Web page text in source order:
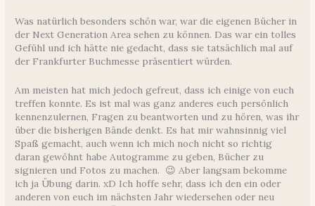
Was natürlich besonders schön war, war die eigenen Bücher in
der Next Generation Area sehen zu können. Das war ein tolles
Gefühl und ich hätte nie gedacht, dass sie tatsächlich mal auf
der Frankfurter Buchmesse präsentiert würden.
Am meisten hat mich jedoch gefreut, dass ich einige von euch
treffen konnte. Es ist mal was ganz anderes euch persönlich
kennenzulernen, Fragen zu beantworten und zu hören, was ihr
über die bisherigen Bände denkt. Es hat mir wahnsinnig viel
Spaß gemacht, auch wenn ich mich noch nicht so richtig
daran gewöhnt habe Autogramme zu geben, Bücher zu
signieren und Fotos zu machen. 😉 Aber langsam bekomme
ich ja Übung darin. xD Ich hoffe sehr, dass ich den ein oder
anderen von euch im nächsten Jahr wiedersehen oder neu